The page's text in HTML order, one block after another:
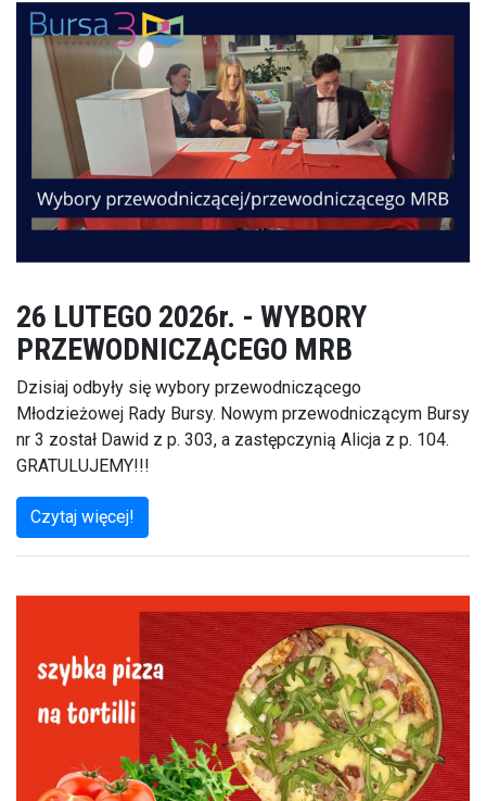
26 LUTEGO 2026r. - WYBORY
PRZEWODNICZĄCEGO MRB
Dzisiaj odbyły się wybory przewodniczącego
Młodzieżowej Rady Bursy. Nowym przewodniczącym Bursy
nr 3 został Dawid z p. 303, a zastępczynią Alicja z p. 104.
GRATULUJEMY!!!
Czytaj więcej!